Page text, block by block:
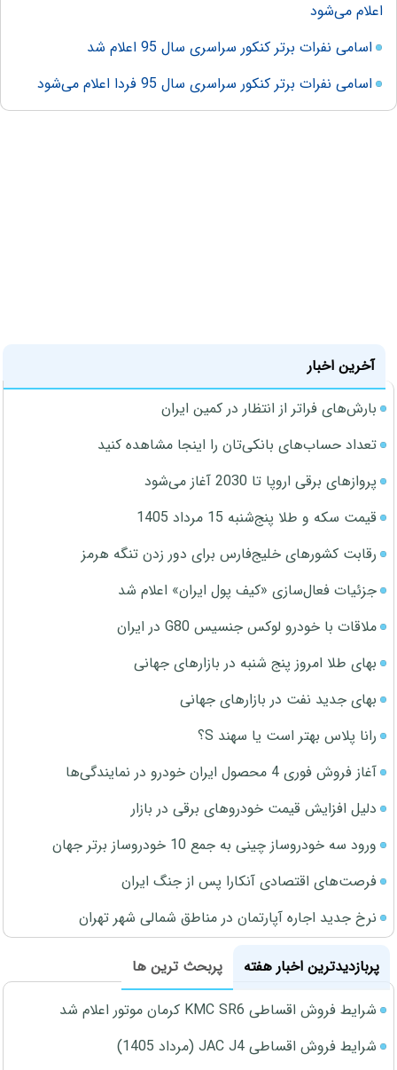
اعلام می‌شود
اسامی نفرات برتر کنکور سراسری سال 95 اعلام شد
اسامی نفرات برتر کنکور سراسری سال 95 فردا اعلام می‌شود
آخرین اخبار
بارش‌های فراتر از انتظار در کمین ایران
تعداد حساب‌های بانکی‌تان را اینجا مشاهده کنید
پروازهای برقی اروپا تا 2030 آغاز می‌شود
قیمت سکه و طلا پنج‌شنبه 15 مرداد 1405
رقابت کشورهای خلیج‌فارس برای دور زدن تنگه هرمز
جزئیات فعال‌سازی «کیف پول ایران» اعلام شد
ملاقات با خودرو لوکس جنسیس G80 در ایران
بهای طلا امروز پنج شنبه در بازارهای جهانی
بهای جدید نفت در بازارهای جهانی
رانا پلاس بهتر است یا سهند S؟
آغاز فروش فوری 4 محصول ایران خودرو در نمایندگی‌ها
دلیل افزایش قیمت خودروهای برقی در بازار
ورود سه خودروساز چینی به جمع 10 خودروساز برتر جهان
فرصت‌های اقتصادی آنکارا پس از جنگ ایران
نرخ جدید اجاره آپارتمان در مناطق شمالی شهر تهران
پربازدیدترین اخبار هفته
پربحث ترین ها
شرایط فروش اقساطی KMC SR6 کرمان موتور اعلام شد
شرایط فروش اقساطی JAC J4 (مرداد 1405)